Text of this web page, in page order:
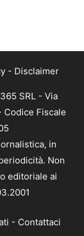
- Disclaimer
SRL - Via
Codice Fiscale
in
Non
editoriale ai
- Contattaci